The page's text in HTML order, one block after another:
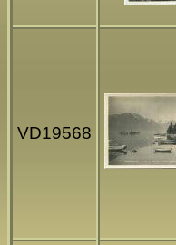
VD19568